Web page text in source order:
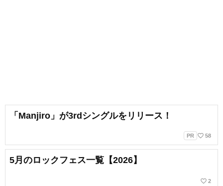
「Manjiro」が3rdシングルをリリース！
PR favorite_border 58
5月のロックフェス一覧【2026】
favorite_border 2